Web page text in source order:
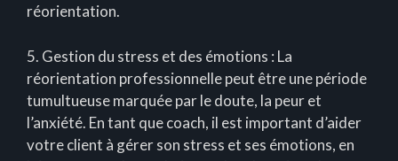
réorientation.
5. Gestion du stress et des émotions : La
réorientation professionnelle peut être une période
tumultueuse marquée par le doute, la peur et
l’anxiété. En tant que coach, il est important d’aider
votre client à gérer son stress et ses émotions, en